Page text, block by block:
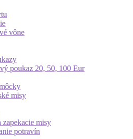
vône
poukaz 20, 50, 100 Eur
misy
zapekacie misy
potravín